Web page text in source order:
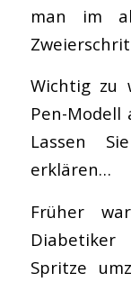
man im
Wichtig zu
Pen-
Lassen
erklären…
Früher
Spritze